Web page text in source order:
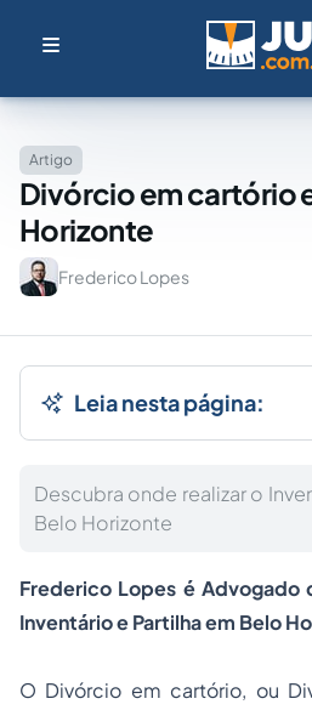
Artigo
Divórcio em cartório
Horizonte
Frederico Lopes
Leia nesta página:
Descubra onde realizar o
Belo Horizonte
Frederico Lopes é Advogado
Inventário e Partilha em Belo
O Divórcio em cartório, ou